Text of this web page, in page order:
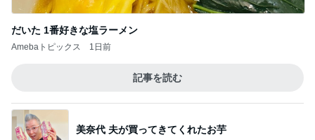
だいた 1番好きな塩ラーメン
Amebaトピックス 1日前
記事を読む
美奈代 夫が買ってきてくれたお芋